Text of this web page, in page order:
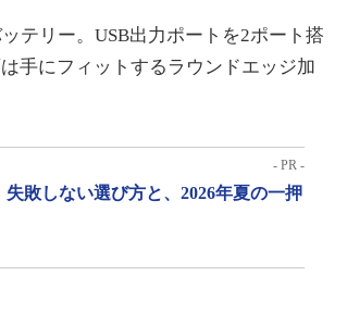
テリー。USB出力ポートを2ポート搭
手にフィットするラウンドエッジ加
- PR -
敗しない選び方と、2026年夏の一押